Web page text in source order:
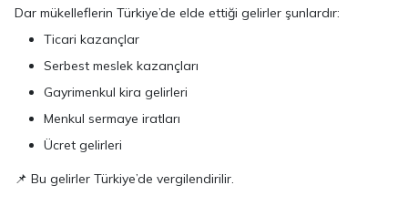
Dar mükelleflerin Türkiye’de elde ettiği gelirler şunlardır:
Ticari kazançlar
Serbest meslek kazançları
Gayrimenkul kira gelirleri
Menkul sermaye iratları
Ücret gelirleri
📌 Bu gelirler Türkiye’de vergilendirilir.